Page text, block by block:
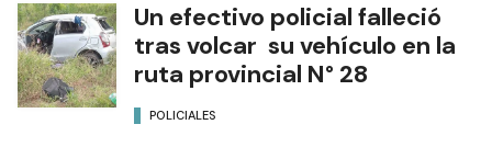
Un efectivo policial falleció
tras volcar su vehículo en la
ruta provincial N° 28
POLICIALES